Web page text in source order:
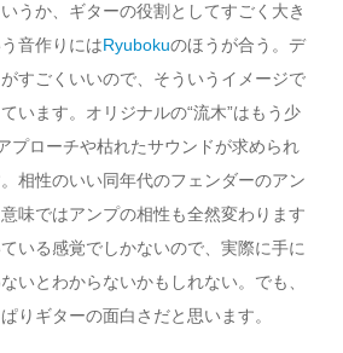
うか、ギターの役割としてすごく大き
音作りにはRyubokuのほうが合う。デ
すごくいいので、そういうイメージで
います。オリジナルの“流木”はもう少
プローチや枯れたサウンドが求められ
相性のいい同年代のフェンダーのアン
味ではアンプの相性も全然変わります
いる感覚でしかないので、実際に手に
いとわからないかもしれない。でも、
りギターの面白さだと思います。